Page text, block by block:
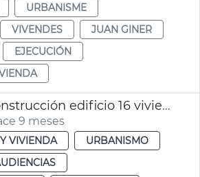
URBANISME
VIVENDES
JUAN GINER
EJECUCIÓN
Licitación construcción edificio 16 viviendas sociales el Cabanyal
9 meses
VIVIENDA
URBANISMO